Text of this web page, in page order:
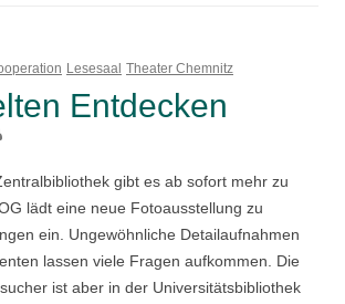
Lesesaal Theater Chemnitz
Entdecken
gibt es ab sofort mehr zu
lädt eine neue Fotoausstellung zu
ein. Ungewöhnliche Detailaufnahmen
lassen viele Fragen aufkommen. Die
ist aber in der Universitätsbibliothek